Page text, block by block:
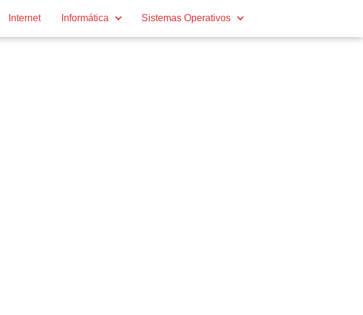
Internet Informática Sistemas Operativos